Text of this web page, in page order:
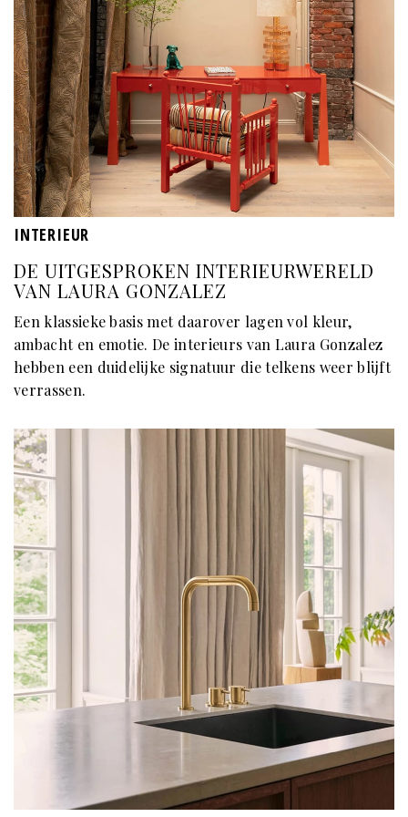
INTERIEUR
DE UITGESPROKEN INTERIEURWERELD
VAN LAURA GONZALEZ
Een klassieke basis met daarover lagen vol kleur,
ambacht en emotie. De interieurs van Laura Gonzalez
hebben een duidelijke signatuur die telkens weer blijft
verrassen.